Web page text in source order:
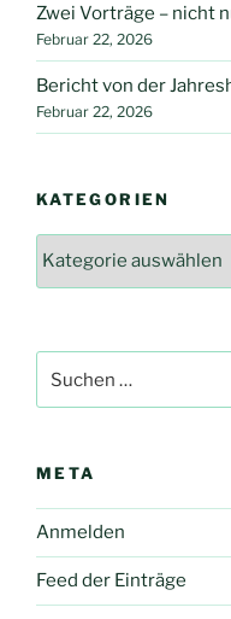
Zwei Vorträge – nicht
Februar 22, 2026
Bericht von der
Februar 22, 2026
KATEGORIEN
nach:
META
Anmelden
Feed der Einträge